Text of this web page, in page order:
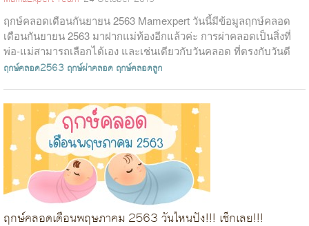
ฤกษ์คลอดเดือนกันยายน 2563 Mamexpert วันนี้มีข้อมูลฤกษ์คลอด
เดือนกันยายน 2563 มาฝากแม่ท้องอีกแล้วค่ะ การผ่าคลอดเป็นสิ่งที่
พ่อ-แม่สามารถเลือกได้เอง และเช่นเดียวกับวันคลอด ที่ตรงกับวันดี
หรือวันที่สอดค...
ฤกษ์คลอด2563 ฤกษ์ผ่าคลอด ฤกษ์คลอดลูก
ฤกษ์คลอดเดือนพฤษภาคม 2563 วันไหนปัง!!! เช็กเลย!!!